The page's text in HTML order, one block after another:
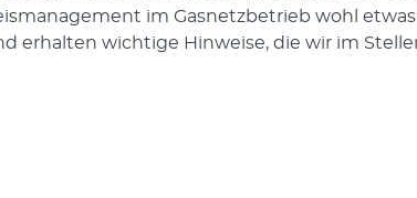
im Gasnetzbetrieb wohl etwas
erhalten wichtige Hinweise, die wir im